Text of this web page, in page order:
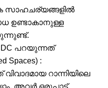
സാഹചര്യങ്ങളിൽ
ഉണ്ടാകാനുള്ള
പറയുന്നത്
Spaces) :
റാന്നിയിലെ
അവർ ഒരുപാട്